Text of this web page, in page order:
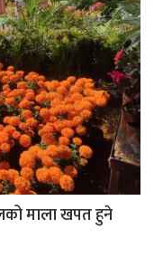
माला खपत हुने